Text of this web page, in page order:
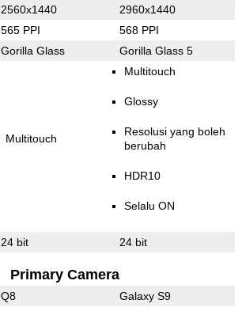
2560x1440 2960x1440
565 PPI 568 PPI
Gorilla Glass Gorilla Glass 5
Multitouch
Multitouch
Glossy
Resolusi yang boleh
berubah
HDR10
Selalu ON
24 bit 24 bit
Primary Camera
Q8 Galaxy S9